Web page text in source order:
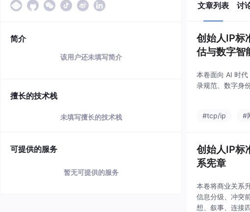
简介
该用户还未填写简介
擅长的技术栈
未填写擅长的技术栈
可提供的服务
暂无可提供的服务
文章列表 讨
创始人IP标
估与数字智
本卷面向 AI 时
录规范、数字身
#tcp/ip #
创始人IP标
系宪章
本卷将商业关系
信息分级、冲突
想、叙事、连接